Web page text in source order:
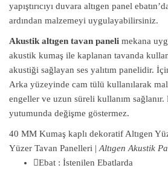
yapıştırıcıyı duvara altıgen panel
ardından malzemeyi uygulayabilirsiniz.
Akustik altıgen tavan paneli mekana
akustik kumaş ile kaplanan tavanda
akustiği sağlayan ses yalıtım panelidir.
Arka yüzeyinde cam tülü kullanılarak
engeller ve uzun süreli kullanım
yutumunda değişme göstermez.
40 MM Kumaş kaplı dekoratif Altıgen
Yüzer Tavan Panelleri | Altıgen Akustik
Ebat : İstenilen Ebatlarda